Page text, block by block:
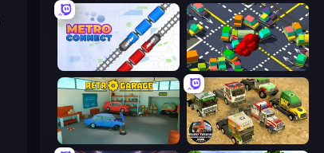
Metro Connect Slightly Annoying Traffic
Retro Garage Euro Truck Driving Simulator 2025